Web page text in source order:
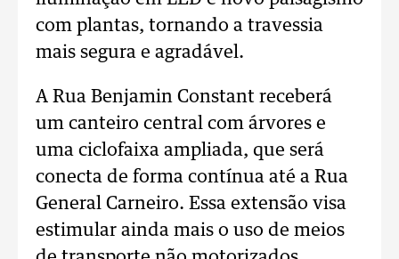
com plantas, tornando a travessia
mais segura e agradável.
A Rua Benjamin Constant receberá
um canteiro central com árvores e
uma ciclofaixa ampliada, que será
conecta de forma contínua até a Rua
General Carneiro. Essa extensão visa
estimular ainda mais o uso de meios